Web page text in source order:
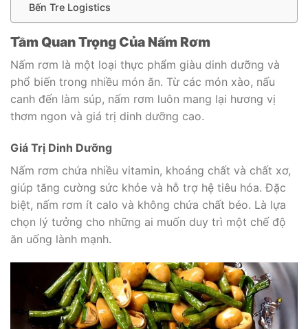
Bến Tre Logistics
Tầm Quan Trọng Của Nấm Rơm
Nấm rơm là một loại thực phẩm giàu dinh dưỡng và
phổ biến trong nhiều món ăn. Từ các món xào, nấu
canh đến làm súp, nấm rơm luôn mang lại hương vị
thơm ngon và giá trị dinh dưỡng cao.
Giá Trị Dinh Dưỡng
Nấm rơm chứa nhiều vitamin, khoáng chất và chất xơ,
giúp tăng cường sức khỏe và hỗ trợ hệ tiêu hóa. Đặc
biệt, nấm rơm ít calo và không chứa chất béo. Là lựa
chọn lý tưởng cho những ai muốn duy trì một chế độ
ăn uống lành mạnh.